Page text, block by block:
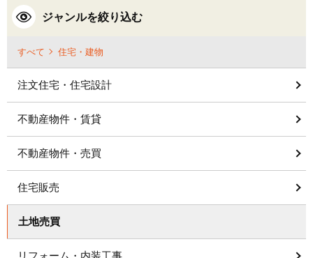
ジャンルを絞り込む
すべて 住宅・建物
注文住宅・住宅設計
不動産物件・賃貸
不動産物件・売買
住宅販売
土地売買